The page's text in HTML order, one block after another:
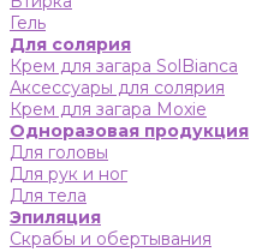
Гель
Для солярия
Крем для загара SolBianca
Аксессуары для солярия
Крем для загара Moxie
Одноразовая продукция
Для головы
Для рук и ног
Для тела
Эпиляция
Скрабы и обертывания